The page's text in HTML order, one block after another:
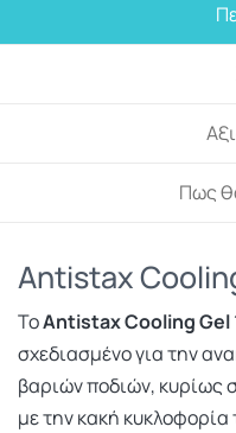
Πως
Antistax
ΤοAntistax Cooling Gel
σχεδιασμένο για την
βαριών ποδιών, κυρίως
με την κακή κυκλοφορία